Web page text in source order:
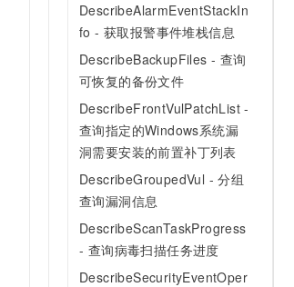
DescribeAlarmEventStackIn
fo - 获取报警事件堆栈信息
DescribeBackupFiles - 查询
可恢复的备份文件
DescribeFrontVulPatchList -
查询指定的Windows系统漏
洞需要安装的前置补丁列表
DescribeGroupedVul - 分组
查询漏洞信息
DescribeScanTaskProgress
- 查询病毒扫描任务进度
DescribeSecurityEventOper